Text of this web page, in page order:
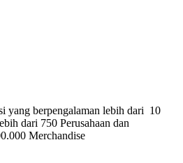
yang berpengalaman lebih dari 10
dari 750 Perusahaan dan
Merchandise